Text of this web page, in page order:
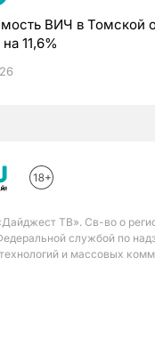
ВИЧ в Томской
11,6%
ТВ». Св-во о
службой по
и массовых